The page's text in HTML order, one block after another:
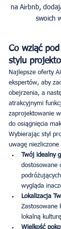
na Airbnb,
Co wziąć
stylu
Najlepsze oferty
ekspertów, aby
obejrzenia, a
atrakcyjnymi
zaprojektowanie
do osiągnięcia
Wybierając styl
uwagę
Twój idealny
dostosowane
wygląda
Lokalizacja
Zastosowane
lokalną
Wielkość